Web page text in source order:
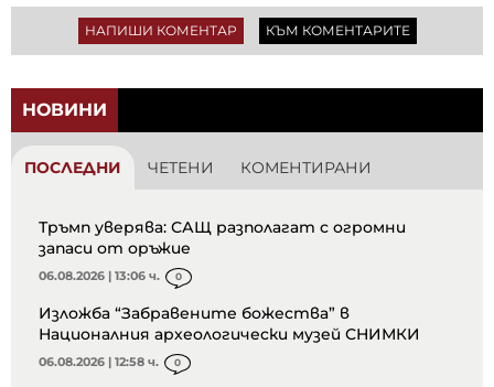
НАПИШИ КОМЕНТАР КЪМ КОМЕНТАРИТЕ
НОВИНИ
ПОСЛЕДНИ ЧЕТЕНИ КОМЕНТИРАНИ
Тръмп уверява: САЩ разполагат с огромни
запаси от оръжие
06.08.2026 | 13:06 ч. 0
Изложба “Забравените божества” в
Националния археологически музей СНИМКИ
06.08.2026 | 12:58 ч. 0